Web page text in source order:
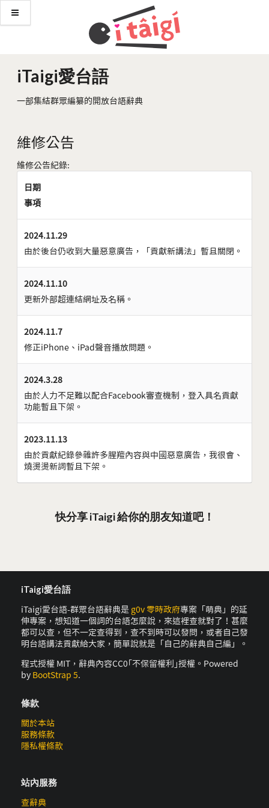
iTaigi愛台語
一部集結群眾編纂的開放台語辭典
維修公告
維修公告紀錄:
日期
事項
2024.11.29
由於後台仍收到大量惡意廣告，「貢獻新講法」暫且關閉。
2024.11.10
更新外部超連結網址及名稱。
2024.11.7
修正iPhone、iPad聲音播放問題。
2024.3.28
由於人力不足難以配合Facebook審查機制，登入具名貢獻
功能暫且下架。
2023.11.13
由於貢獻紀錄參雜許多腥羶內容與中國惡意廣告，我很會、
燒燙燙新詞暫且下架。
快分享 iTaigi 給你的朋友知道吧！
iTaigi愛台語
iTaigi愛台語-群眾台語辭典是 g0v 零時政府專案「萌典」的延
伸專案，想知道一個詞的台語怎麼說，來這裡查就對了！甚麼
都可以查，但不一定查得到，查不到時可以發問，或者自己發
明台語講法貢獻給大家，簡單說就是「自己的辭典自己編」。
程式授權 MIT，辭典內容CC0｢不保留權利｣授權。Powered
by BootStrap 5.
條款
關於本站
服務條款
隱私權條款
站內服務
查辭典